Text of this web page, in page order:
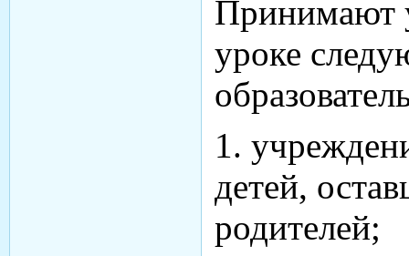
Принимают
уроке
1.
детей,
родителей;